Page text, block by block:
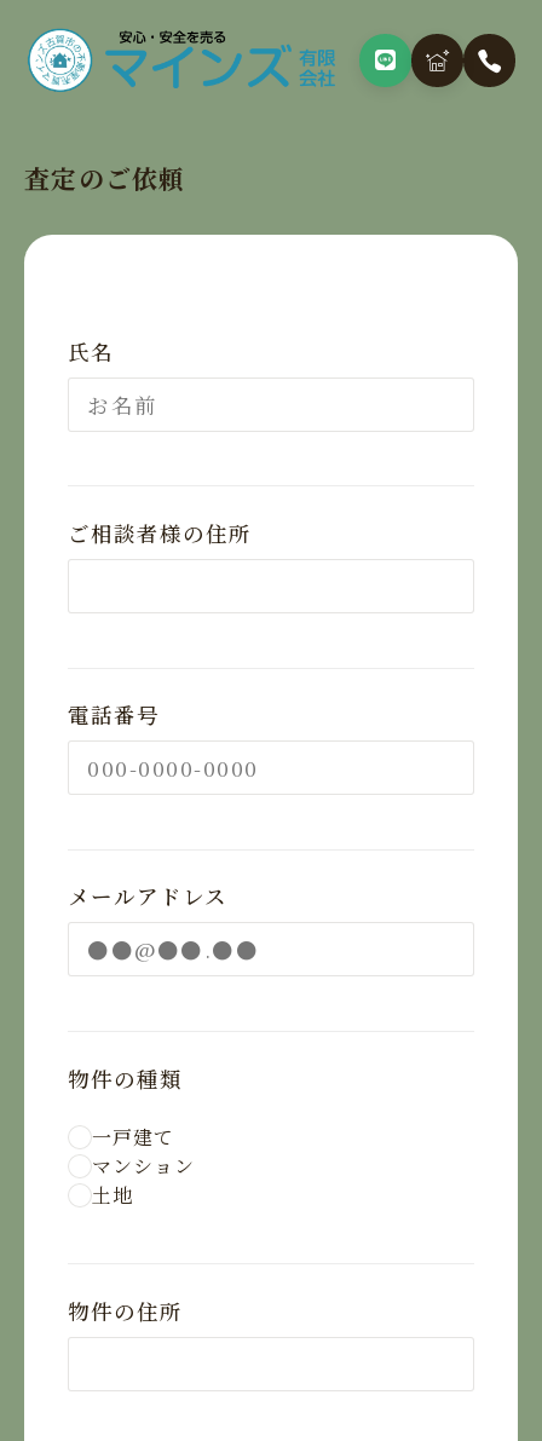
査定のご依頼
氏名
ご相談者様の住所
電話番号
メールアドレス
物件の種類
一戸建て
マンション
土地
物件の住所